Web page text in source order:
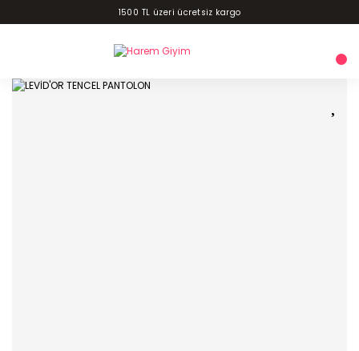
1500 TL üzeri ücretsiz kargo